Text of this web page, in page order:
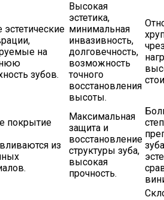
эстетические
на
зубов.
Высокая
эстетика,
минимальная
инвазивность,
долговечность,
возможность
точного
восстановления
высоты.
покрытие
из
Максимальная
защита и
восстановление
структуры зуба,
высокая
прочность.